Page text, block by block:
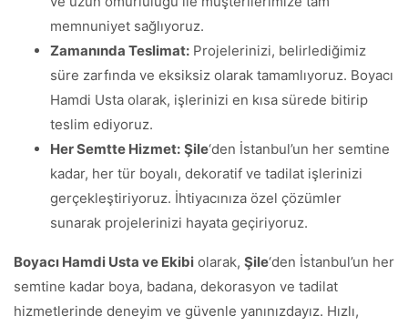
memnuniyet sağlıyoruz.
Zamanında Teslimat: Projelerinizi, belirlediğimiz
süre zarfında ve eksiksiz olarak tamamlıyoruz. Boyacı
Hamdi Usta olarak, işlerinizi en kısa sürede bitirip
teslim ediyoruz.
Her Semtte Hizmet: Şile‘den İstanbul’un her semtine
kadar, her tür boyalı, dekoratif ve tadilat işlerinizi
gerçekleştiriyoruz. İhtiyacınıza özel çözümler
sunarak projelerinizi hayata geçiriyoruz.
Boyacı Hamdi Usta ve Ekibi olarak, Şile‘den İstanbul’un her
semtine kadar boya, badana, dekorasyon ve tadilat
hizmetlerinde deneyim ve güvenle yanınızdayız. Hızlı,